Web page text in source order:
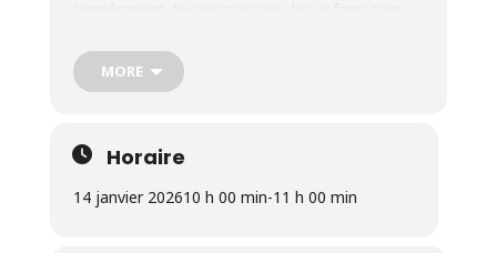
salle! Nous vous avons préparé un atelier doux,
ludique et accessible à tous les parents/grands-
parents/oncles/marraines/nounou… et aux
ou non, jeune ou non, vous pourrez pratiquer!
A chaque séance nous ferrons une dizaine de
postures de yoga différentes, un temps de retour
au calme facile à reproduire à la maison, un album
MORE
Horaire
14 janvier 202610 h 00 min-11 h 00 min